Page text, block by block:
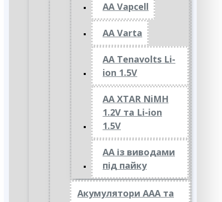
AA Vapcell
AA Varta
AA Tenavolts Li-
ion 1.5V
AA XTAR NiMH
1.2V та Li-ion
1.5V
АА із виводами
під пайку
Акумулятори ААА та